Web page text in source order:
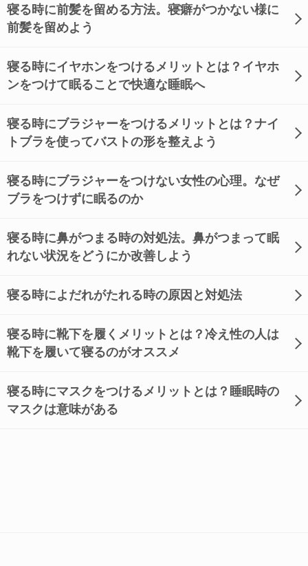
寝る時に前髪を留める方法。寝癖がつかない様に
前髪を留めよう
寝る時にイヤホンをつけるメリットとは？イヤホ
ンをつけて眠ることで快適な睡眠へ
寝る時にブラジャーをつけるメリットとは？ナイ
トブラを使ってバストの形を整えよう
寝る時にブラジャーをつけない女性の心理。なぜ
ブラをつけずに眠るのか
寝る時に鼻がつまる時の対処法。鼻がつまって眠
れない状況をどうにか改善しよう
寝る時によだれがたれる時の原因と対処法
寝る時に靴下を履くメリットとは？冷え性の人は
靴下を履いて寝るのがオススメ
寝る時にマスクをつけるメリットとは？睡眠時の
マスクは意味がある